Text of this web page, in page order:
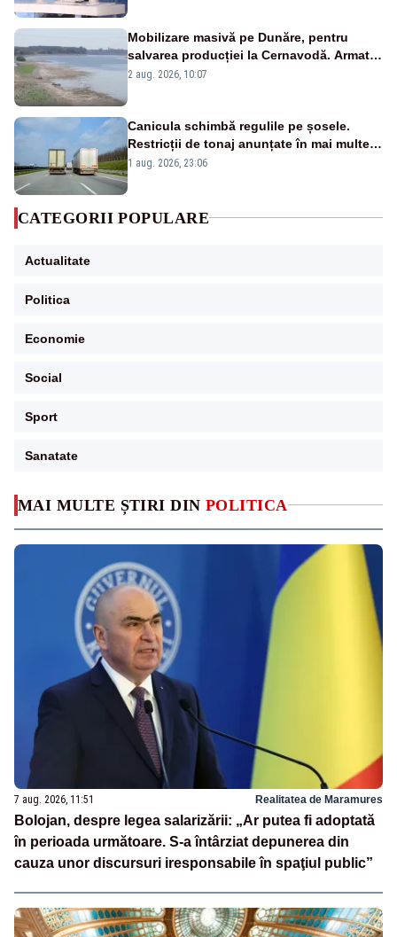
MAI MULTE ȘTIRI DIN POLITICA
7 aug. 2026, 11:51 Realitatea de Maramures
Bolojan, despre legea salarizării: „Ar putea fi adoptată
în perioada următoare. S-a întârziat depunerea din
cauza unor discursuri iresponsabile în spaţiul public”
Mobilizare masivă pe Dunăre, pentru
salvarea producției la Cernavodă. Armata
va detona o stâncă și va devia apa
2 aug. 2026, 10:07
Canicula schimbă regulile pe șosele.
Restricții de tonaj anunțate în mai multe
județe
1 aug. 2026, 23:06
CATEGORII POPULARE
Actualitate
Politica
Economie
Social
Sport
Sanatate